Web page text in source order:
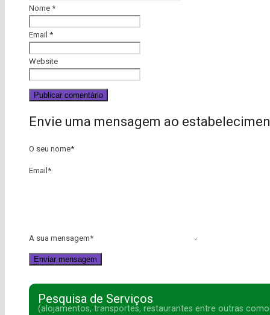
Nome *
Email *
Website
Envie uma mensagem ao
O seu nome*
Email *
A sua mensagem*
Pesquisa de Serviços
(alojamentos, transportes, restaurantes entre outras